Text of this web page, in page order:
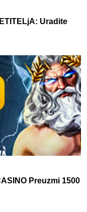
Uradite
Preuzmi 1500